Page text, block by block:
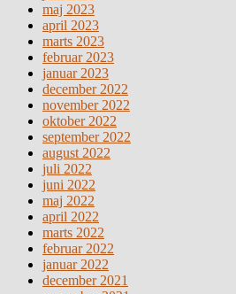
maj 2023
april 2023
marts 2023
februar 2023
januar 2023
december 2022
november 2022
oktober 2022
september 2022
august 2022
juli 2022
juni 2022
maj 2022
april 2022
marts 2022
februar 2022
januar 2022
december 2021